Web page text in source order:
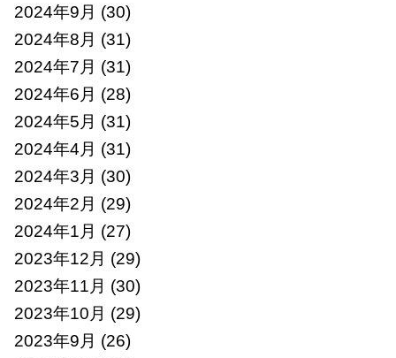
2024年9月 (30)
2024年8月 (31)
2024年7月 (31)
2024年6月 (28)
2024年5月 (31)
2024年4月 (31)
2024年3月 (30)
2024年2月 (29)
2024年1月 (27)
2023年12月 (29)
2023年11月 (30)
2023年10月 (29)
2023年9月 (26)